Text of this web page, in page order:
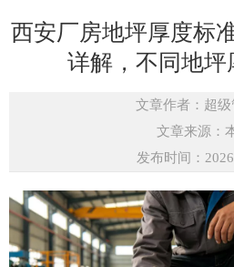
西安厂房地坪厚度标
详解，不同地坪
文章作者：超级
文章来源：
发布时间：